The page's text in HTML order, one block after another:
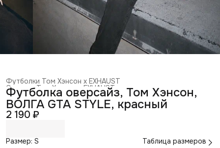
Футболки Том Хэнсон x EXHAUST
Одежда Том Хэнсон x EXHAUST
Коллаборация Том Хэнсон x EXHAUST ›
Коллаборации с блогерами ›
Главная ›
Футболка оверсайз, Том Хэнсон,
ВОЛГА GTA STYLE, красный
2 190 ₽
Размер: S
Таблица размеров